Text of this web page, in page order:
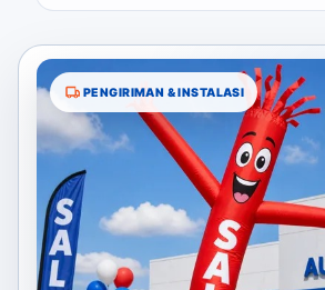
PENGIRIMAN & INSTALASI